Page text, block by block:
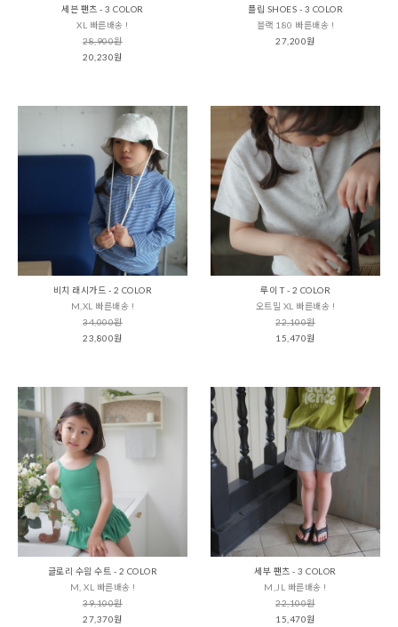
세븐 팬츠 - 3 COLOR
XL 빠른배송 !
28,900원
20,230원
플립 SHOES - 3 COLOR
블랙 180 빠른배송 !
27,200원
비치 래시가드 - 2 COLOR
M,XL 빠른배송 !
34,000원
23,800원
루이 T - 2 COLOR
오트밀 XL 빠른배송 !
22,100원
15,470원
글로리 수읨 수트 - 2 COLOR
M, XL 빠른배송 !
39,100원
27,370원
세부 팬츠 - 3 COLOR
M,JL 빠른배송 !
22,100원
15,470원